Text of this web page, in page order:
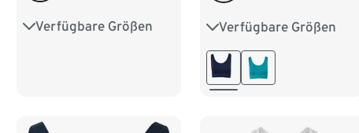
Verfügbare Größen
XS 32/34 S 36/38 Verfügbare Größen
XS 32/34 S 36/38
M 40/42